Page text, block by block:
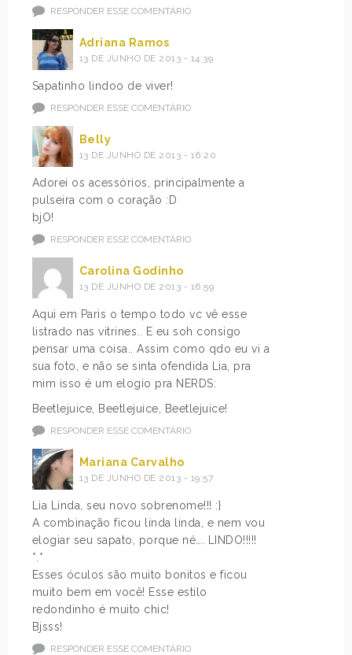
RESPONDER ESSE COMENTÁRIO
Adriana Ramos
13 DE JUNHO DE 2013 - 14:39
Sapatinho lindoo de viver!
RESPONDER ESSE COMENTÁRIO
Belly
13 DE JUNHO DE 2013 - 16:20
Adorei os acessórios, principalmente a
pulseira com o coração :D
bjO!
RESPONDER ESSE COMENTÁRIO
Carolina Godinho
13 DE JUNHO DE 2013 - 16:59
Aqui em Paris o tempo todo vc vê esse
listrado nas vitrines.. E eu soh consigo
pensar uma coisa.. Assim como qdo eu vi a
sua foto, e não se sinta ofendida Lia, pra
mim isso é um elogio pra NERDS:
Beetlejuice, Beetlejuice, Beetlejuice!
RESPONDER ESSE COMENTÁRIO
Mariana Carvalho
13 DE JUNHO DE 2013 - 19:57
Lia Linda, seu novo sobrenome!!! :}
A combinação ficou linda linda, e nem vou
elogiar seu sapato, porque né…. LINDO!!!!!
*.*
Esses óculos são muito bonitos e ficou
muito bem em você! Esse estilo
redondinho é muito chic!
Bjsss!
RESPONDER ESSE COMENTÁRIO